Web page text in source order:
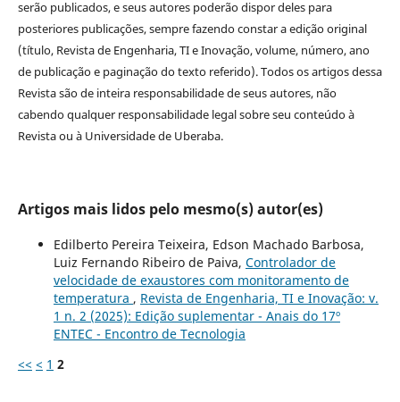
serão publicados, e seus autores poderão dispor deles para
posteriores publicações, sempre fazendo constar a edição original
(título, Revista de Engenharia, TI e Inovação, volume, número, ano
de publicação e paginação do texto referido). Todos os artigos dessa
Revista são de inteira responsabilidade de seus autores, não
cabendo qualquer responsabilidade legal sobre seu conteúdo à
Revista ou à Universidade de Uberaba.
Artigos mais lidos pelo mesmo(s) autor(es)
Edilberto Pereira Teixeira, Edson Machado Barbosa,
Luiz Fernando Ribeiro de Paiva, Controlador de
velocidade de exaustores com monitoramento de
temperatura , Revista de Engenharia, TI e Inovação: v.
1 n. 2 (2025): Edição suplementar - Anais do 17º
ENTEC - Encontro de Tecnologia
<< < 1 2